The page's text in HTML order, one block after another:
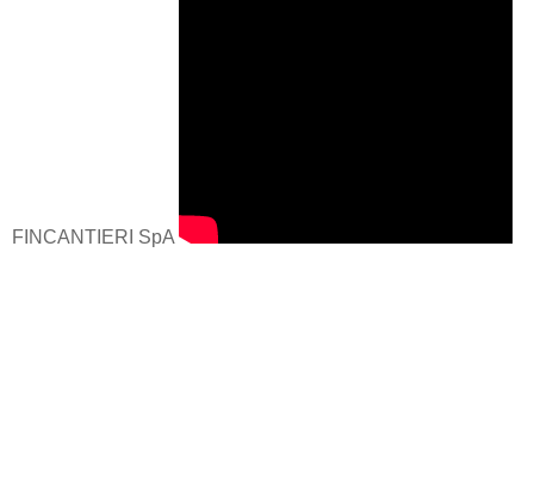
FINCANTIERI SpA